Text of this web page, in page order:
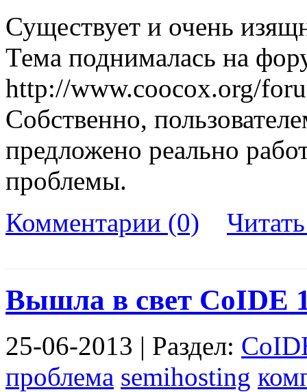
Существует и очень
Тема поднималась на
http://www.coocox.org/
Собственно,
предложено реально
проблемы.
Комментарии (0)
Вышла в свет CoIDE
25-06-2013 | Раздел:
проблема semihosting